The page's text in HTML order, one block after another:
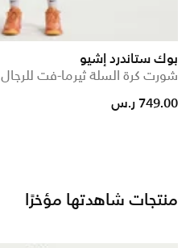
بوك ستاندرد إشيو
شورت كرة السلة ثيرما-فت للرجال
749.00 ر.س
منتجات شاهدتها مؤخرًا